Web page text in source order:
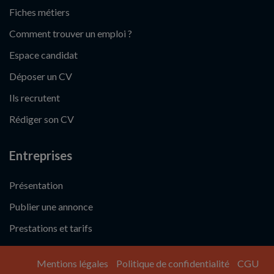
Fiches métiers
Comment trouver un emploi ?
Espace candidat
Déposer un CV
Ils recrutent
Rédiger son CV
Entreprises
Présentation
Publier une annonce
Prestations et tarifs
Mentions légales Politique de confidentialité CGU